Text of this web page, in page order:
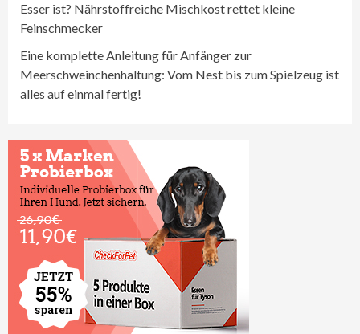
Esser ist? Nährstoffreiche Mischkost rettet kleine
Feinschmecker
Eine komplette Anleitung für Anfänger zur
Meerschweinchenhaltung: Vom Nest bis zum Spielzeug ist
alles auf einmal fertig!